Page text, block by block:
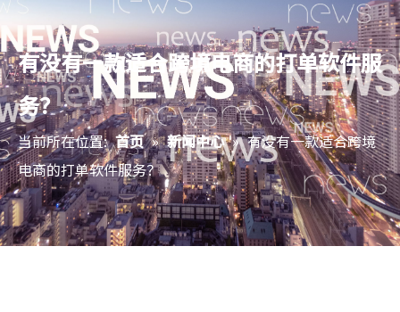
有没有一款适合跨境电商的打单软件服
务？
当前所在位置: 首页 » 新闻中心 » 有没有一款适合跨境
电商的打单软件服务？